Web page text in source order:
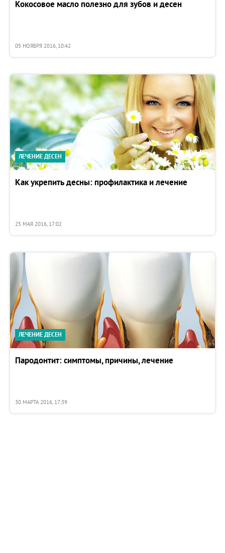
Кокосовое масло полезно для зубов и десен
05 НОЯБРЯ 2016, 10:42
ЛЕЧЕНИЕ ДЕСЕН
Как укрепить десны: профилактика и лечение
25 МАЯ 2016, 17:02
ЛЕЧЕНИЕ ДЕСЕН
Пародонтит: симптомы, причины, лечение
30 МАРТА 2016, 17:39